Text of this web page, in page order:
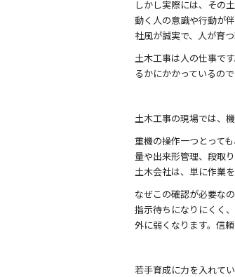
しかし実際には、その
動く人の意識や行動が
社風が誠実で、人が育
土木工事は人の仕事で
るかにかかっているので
土木工事の現場では、
重機の操作一つとって
量や出来形管理、段取
土木会社は、単に作業
なぜこの確認が必要な
指示待ちになりにくく
外に弱くなります。信
若手育成に力を入れて